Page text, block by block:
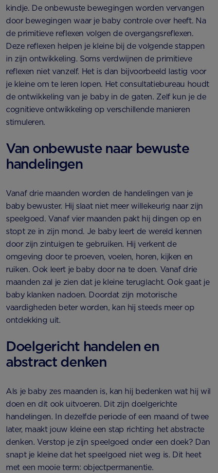
kindje. De onbewuste bewegingen worden vervangen
door bewegingen waar je baby controle over heeft. Na
de primitieve reflexen volgen de overgangsreflexen.
Deze reflexen helpen je kleine bij de volgende stappen
in zijn ontwikkeling. Soms verdwijnen de primitieve
reflexen niet vanzelf. Het is dan bijvoorbeeld lastig voor
je kleine om te leren lopen. Het consultatiebureau houdt
de ontwikkeling van je baby in de gaten. Zelf kun je de
cognitieve ontwikkeling op verschillende manieren
stimuleren.
Van onbewuste naar bewuste
handelingen
Vanaf drie maanden worden de handelingen van je
baby bewuster. Hij slaat niet meer willekeurig naar zijn
speelgoed. Vanaf vier maanden pakt hij dingen op en
stopt ze in zijn mond. Je baby leert de wereld kennen
door zijn zintuigen te gebruiken. Hij verkent de
omgeving door te proeven, voelen, horen, kijken en
ruiken. Ook leert je baby door na te doen. Vanaf drie
maanden zal je zien dat je kleine teruglacht. Ook gaat je
baby klanken nadoen. Doordat zijn motorische
vaardigheden beter worden, kan hij steeds meer op
ontdekking uit.
Doelgericht handelen en
abstract denken
Als je baby zes maanden is, kan hij bedenken wat hij wil
doen en dit ook uitvoeren. Dit zijn doelgerichte
handelingen. In dezelfde periode of een maand of twee
later, maakt jouw kleine een stap richting het abstracte
denken. Verstop je zijn speelgoed onder een doek? Dan
snapt je kleine dat het speelgoed niet weg is. Dit heet
met een mooie term: objectpermanentie.